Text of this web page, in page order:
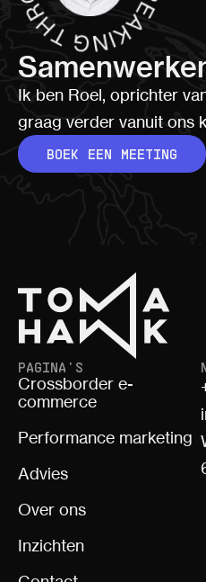
Ik ben Roel, oprichter
graag verder vanuit ons
BOEK EEN MEETING
PAGINA'S
Crossborder e-
commerce
Performance marketing
Advies
Over ons
Inzichten